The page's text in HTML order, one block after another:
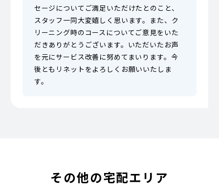
セージについてご満足いただけたとのこと、
スタッフ一同大変嬉しく思います。また、ク
リーニング時のコースについてご意見をいた
だきありがとうございます。いただいたお声
を元にサービス改善に努めてまいります。今
後ともリネットをよろしくお願いいたしま
す。
その他の宅配エリア